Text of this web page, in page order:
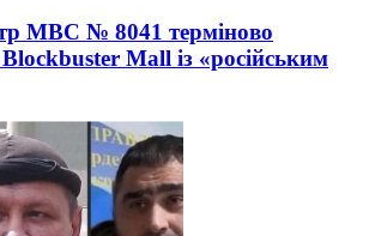
МВС № 8041 терміново
Mall із «російським